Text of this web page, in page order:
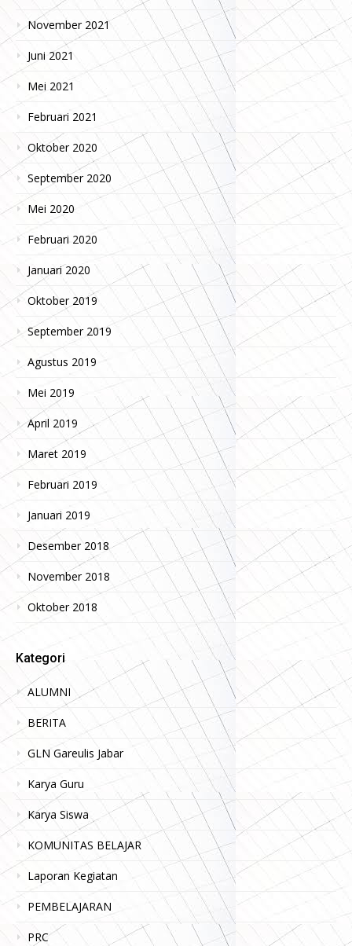
November 2021
Juni 2021
Mei 2021
Februari 2021
Oktober 2020
September 2020
Mei 2020
Februari 2020
Januari 2020
Oktober 2019
September 2019
Agustus 2019
Mei 2019
April 2019
Maret 2019
Februari 2019
Januari 2019
Desember 2018
November 2018
Oktober 2018
Kategori
ALUMNI
BERITA
GLN Gareulis Jabar
Karya Guru
Karya Siswa
KOMUNITAS BELAJAR
Laporan Kegiatan
PEMBELAJARAN
PRC